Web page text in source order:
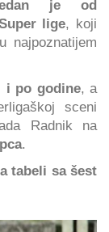
je od
lige, koji
najpoznatijem
i po godine, a
sceni
Radnik na
.
tabeli sa šest